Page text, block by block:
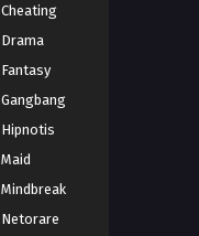
Cheating
Drama
Fantasy
Gangbang
Hipnotis
Maid
Mindbreak
Netorare